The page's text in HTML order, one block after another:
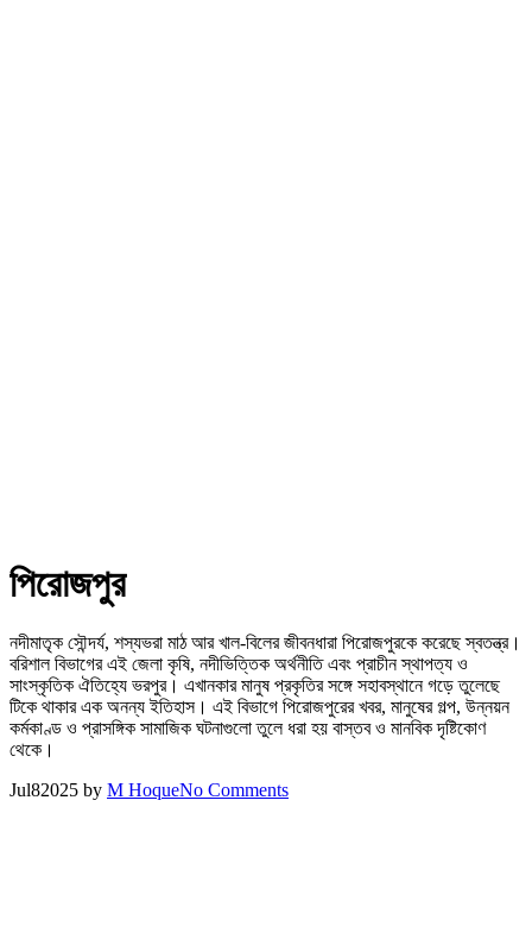
পিরোজপুর
নদীমাতৃক সৌন্দর্য, শস্যভরা মাঠ আর খাল-বিলের জীবনধারা পিরোজপুরকে করেছে স্বতন্ত্র।
বরিশাল বিভাগের এই জেলা কৃষি, নদীভিত্তিক অর্থনীতি এবং প্রাচীন স্থাপত্য ও
সাংস্কৃতিক ঐতিহ্যে ভরপুর। এখানকার মানুষ প্রকৃতির সঙ্গে সহাবস্থানে গড়ে তুলেছে
টিকে থাকার এক অনন্য ইতিহাস। এই বিভাগে পিরোজপুরের খবর, মানুষের গল্প, উন্নয়ন
কর্মকাণ্ড ও প্রাসঙ্গিক সামাজিক ঘটনাগুলো তুলে ধরা হয় বাস্তব ও মানবিক দৃষ্টিকোণ
থেকে।
Jul82025 by M HoqueNo Comments